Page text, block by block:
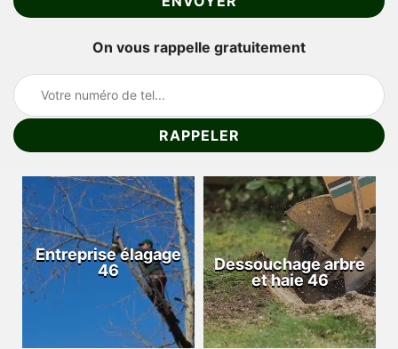
On vous rappelle gratuitement
Entreprise élagage
46
Dessouchage arbre
et haie 46